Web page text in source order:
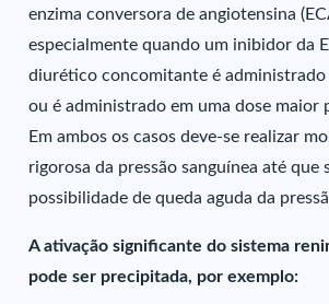
enzima conversora de angiotensina
especialmente quando um inibidor da
diurético concomitante é administrado
ou é administrado em uma dose maior
Em ambos os casos deve-se realizar
rigorosa da pressão sanguínea até que
possibilidade de queda aguda da
A ativação significante do sistema
pode ser precipitada, por exemplo: